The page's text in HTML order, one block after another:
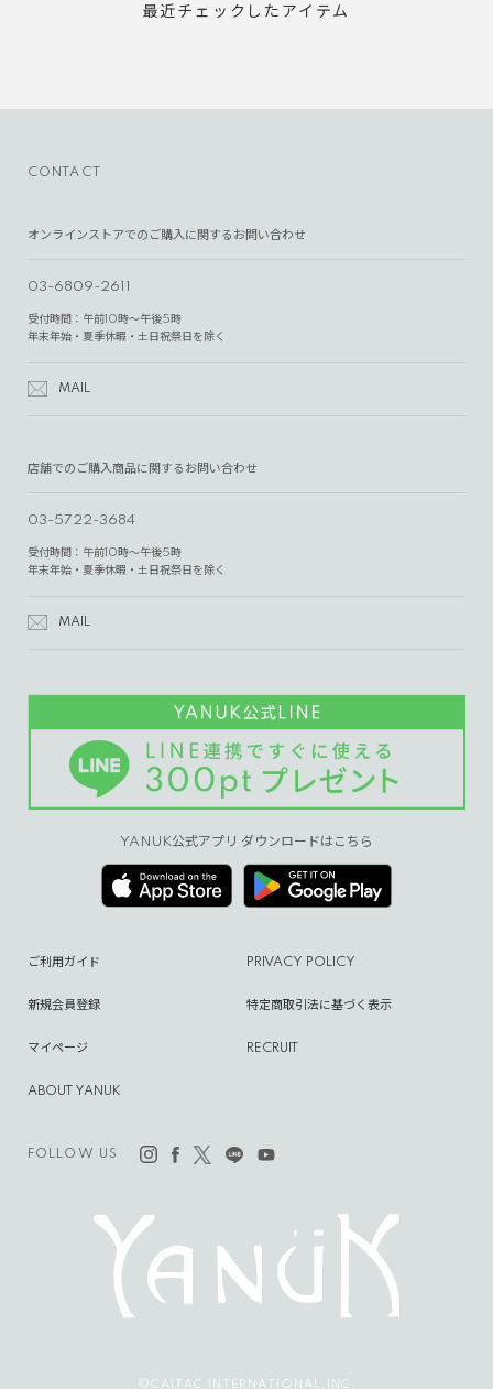
最近チェックしたアイテム
CONTACT
オンラインストアでのご購入に関するお問い合わせ
03-6809-2611
受付時間：午前10時～午後5時
年末年始・夏季休暇・土日祝祭日を除く
MAIL
店舗でのご購入商品に関するお問い合わせ
03-5722-3684
受付時間：午前10時～午後5時
年末年始・夏季休暇・土日祝祭日を除く
MAIL
YANUK公式アプリ ダウンロードはこちら
FOLLOW US
ご利用ガイド PRIVACY POLICY
新規会員登録 特定商取引法に基づく表示
マイページ RECRUIT
ABOUT YANUK
©CAITAC INTERNATIONAL,INC.